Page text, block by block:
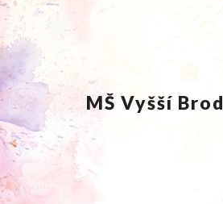
MŠ Vyšší Brod